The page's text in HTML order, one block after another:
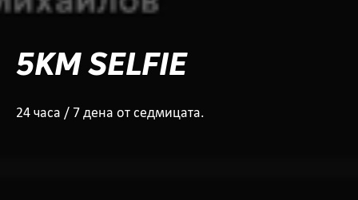
5KM SELFIE
24 часа / 7 дена от седмицата.